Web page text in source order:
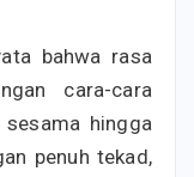
bahwa rasa
cara-cara
hingga
penuh tekad,